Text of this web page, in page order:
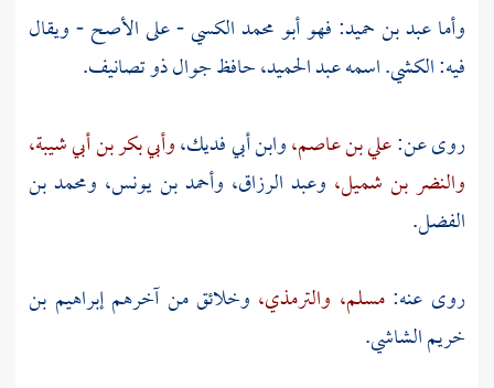
وأماعبد بن حميد: فهو أبو محمد الكسي- على الأصح - ويقال
فيه:الكشي. اسمه عبد الحميد،حافظ جوال ذو تصانيف.
روى عن:علي بن عاصم،وابن أبي فديك،وأبي بكر بن أبي شيبة،
والنضر بن شميل، وعبد الرزاق، وأحمد بن يونس، ومحمد بن
الفضل.
روى عنه:مسلم، والترمذي، وخلائق من آخرهمإبراهيم بن
خريم الشاشي.